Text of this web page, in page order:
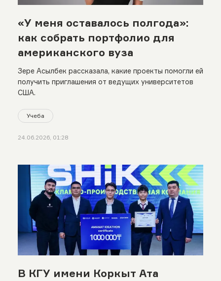
«У меня оставалось полгода»:
как собрать портфолио для
американского вуза
Зере Асылбек рассказала, какие проекты помогли ей
получить приглашения от ведущих университетов
США.
Учеба
24.06.2026, 01:28
В КГУ имени Коркыт Ата